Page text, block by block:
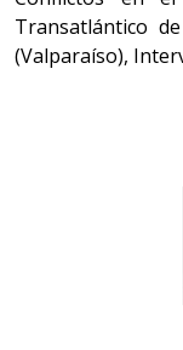
Transatlántico
(Valparaíso),